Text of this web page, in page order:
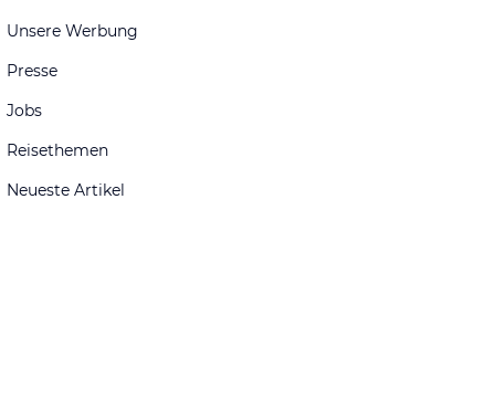
Unsere Werbung
Presse
Jobs
Reisethemen
Neueste Artikel